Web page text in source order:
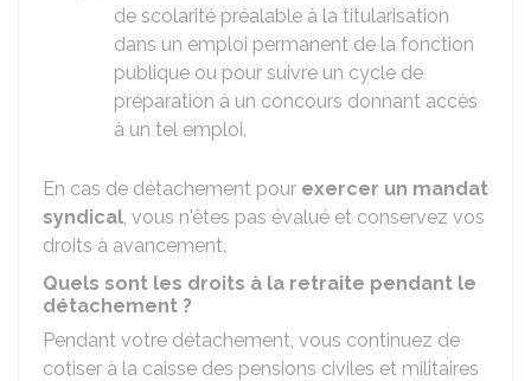
de scolarité préalable à la titularisation
dans un emploi permanent de la fonction
publique ou pour suivre un cycle de
préparation à un concours donnant accès
à un tel emploi.
En cas de détachement pour exercer un mandat
syndical, vous n'êtes pas évalué et conservez vos
droits à avancement.
Quels sont les droits à la retraite pendant le
détachement ?
Pendant votre détachement, vous continuez de
cotiser à la caisse des pensions civiles et militaires